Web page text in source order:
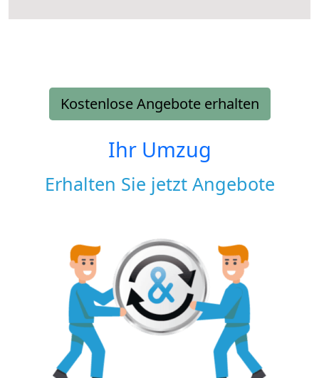
Kostenlose Angebote erhalten
Ihr Umzug
Erhalten Sie jetzt Angebote